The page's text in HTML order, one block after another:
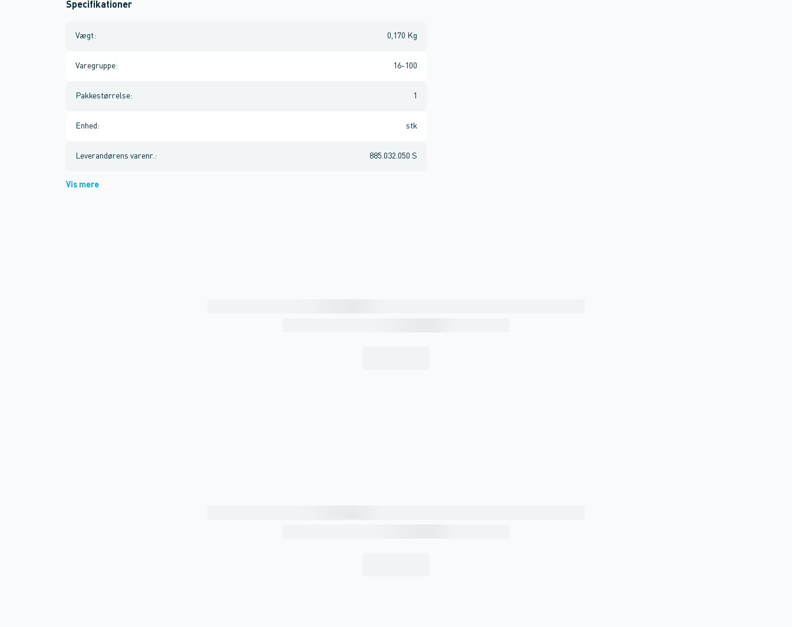
Specifikationer
Vægt: 0,170 Kg
Varegruppe: 16-100
Pakkestørrelse: 1
Enhed : stk
Leverandørens varenr. : 885.032.050 S
Vis mere